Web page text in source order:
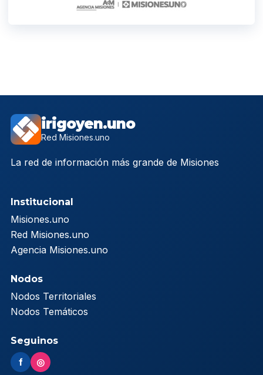
irigoyen.uno
Red Misiones.uno
La red de información más grande de Misiones
Institucional
Misiones.uno
Red Misiones.uno
Agencia Misiones.uno
Nodos
Nodos Territoriales
Nodos Temáticos
Seguinos
f ◎